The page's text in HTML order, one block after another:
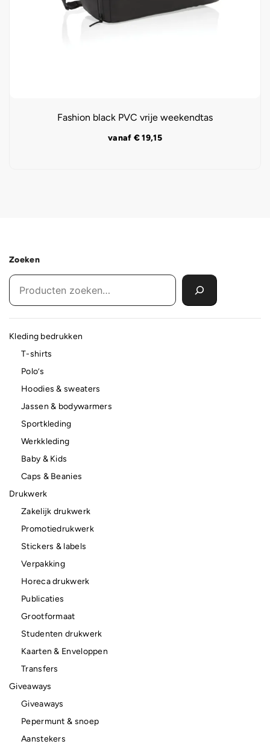
Fashion black PVC vrije weekendtas
vanaf €19,15
Zoeken
Kleding bedrukken
T-shirts
Polo’s
Hoodies & sweaters
Jassen & bodywarmers
Sportkleding
Werkkleding
Baby & Kids
Caps & Beanies
Drukwerk
Zakelijk drukwerk
Promotiedrukwerk
Stickers & labels
Verpakking
Horeca drukwerk
Publicaties
Grootformaat
Studenten drukwerk
Kaarten & Enveloppen
Transfers
Giveaways
Giveaways
Pepermunt & snoep
Aanstekers